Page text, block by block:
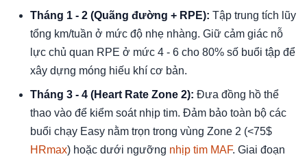
Tháng 1 - 2 (Quãng đường + RPE): Tập trung tích lũy
tổng km/tuần ở mức độ nhẹ nhàng. Giữ cảm giác nỗ
lực chủ quan RPE ở mức 4 - 6 cho 80% số buổi tập để
xây dựng móng hiếu khí cơ bản.
Tháng 3 - 4 (Heart Rate Zone 2): Đưa đồng hồ thể
thao vào để kiểm soát nhịp tim. Đảm bảo toàn bộ các
buổi chạy Easy nằm trọn trong vùng Zone 2 (<75$
HRmax) hoặc dưới ngưỡng nhịp tim MAF. Giai đoạn